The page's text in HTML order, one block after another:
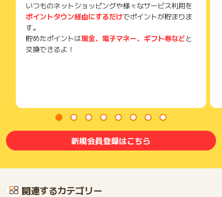
(※) SafariやChromeなどwebサイトを表示するアプリのこと
いつものネットショッピングや様々なサービス利用を
ポイントタウン経由にするだけでポイントが貯まりま
す。
貯めたポイントは現金、電子マネー、ギフト券などと
交換できるよ！
新規会員登録はこちら
関連するカテゴリー